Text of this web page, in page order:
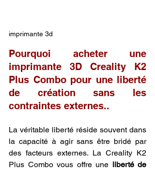
imprimante 3d
Pourquoi acheter une
imprimante 3D Creality K2
Plus Combo pour une liberté
de création sans les
contraintes externes..
La véritable liberté réside souvent dans
la capacité à agir sans être bridé par
des facteurs externes. La Creality K2
Plus Combo vous offre une liberté de